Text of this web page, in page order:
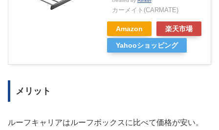
カーメイト(CARMATE)
Amazon 楽天市場
Yahooショッピング
メリット
ルーフキャリアはルーフボックスに比べて価格が安い。